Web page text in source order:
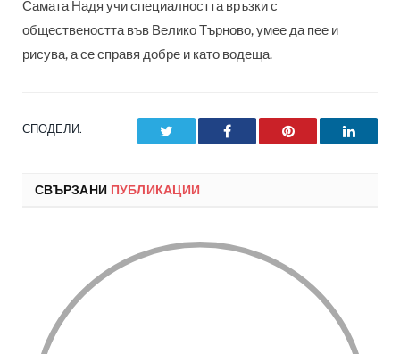
Самата Надя учи специалността връзки с
обществеността във Велико Търново, умее да пее и
рисува, а се справя добре и като водеща.
СПОДЕЛИ. Facebook Pinterest
СВЪРЗАНИ ПУБЛИКАЦИИ